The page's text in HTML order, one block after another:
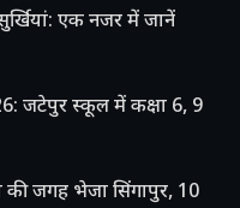
एक नजर में जानें
जटेपुर स्कूल में कक्षा 6, 9
जगह भेजा सिंगापुर, 10